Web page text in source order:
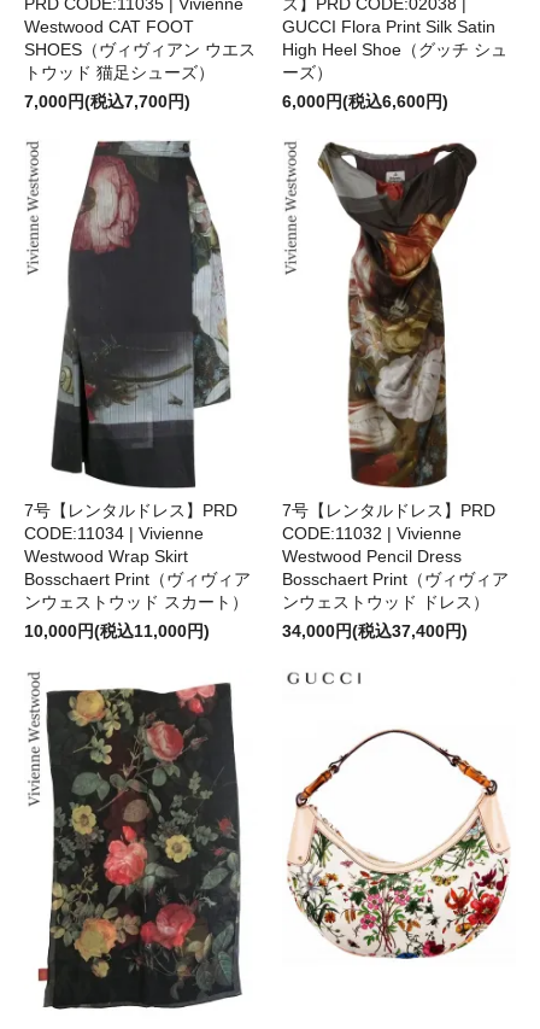
PRD CODE:11035 | Vivienne
Westwood CAT FOOT
SHOES（ヴィヴィアン ウエス
トウッド 猫足シューズ）
7,000円(税込7,700円)
ズ】PRD CODE:02038 |
GUCCI Flora Print Silk Satin
High Heel Shoe（グッチ シュ
ーズ）
6,000円(税込6,600円)
7号【レンタルドレス】PRD
CODE:11034 | Vivienne
Westwood Wrap Skirt
Bosschaert Print（ヴィヴィア
ンウェストウッド スカート）
10,000円(税込11,000円)
7号【レンタルドレス】PRD
CODE:11032 | Vivienne
Westwood Pencil Dress
Bosschaert Print（ヴィヴィア
ンウェストウッド ドレス）
34,000円(税込37,400円)